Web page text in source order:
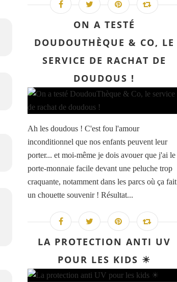
ON A TESTÉ
DOUDOUTHÈQUE & CO, LE
SERVICE DE RACHAT DE
DOUDOUS !
Ah les doudous ! C'est fou l'amour
inconditionnel que nos enfants peuvent leur
porter... et moi-même je dois avouer que j'ai le
porte-monnaie facile devant une peluche trop
craquante, notamment dans les parcs où ça fait
un chouette souvenir ! Résultat...
LA PROTECTION ANTI UV
POUR LES KIDS ☀